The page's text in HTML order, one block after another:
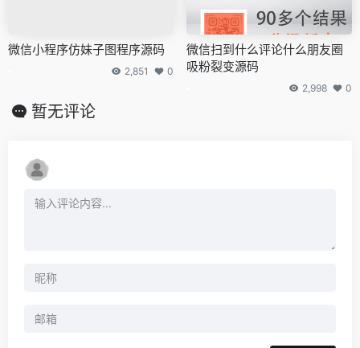
微信小程序仿妹子图程序源码
2,851 0
微信扫到什么评论什么朋友圈
吸粉裂变源码
2,998 0
暂无评论